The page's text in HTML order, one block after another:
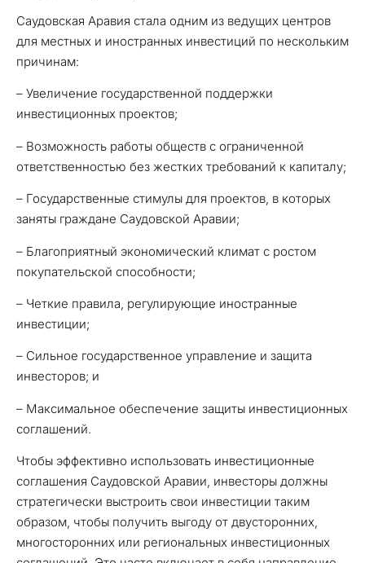
Саудовская Аравия стала одним из ведущих центров
для местных и иностранных инвестиций по нескольким
причинам:
– Увеличение государственной поддержки
инвестиционных проектов;
– Возможность работы обществ с ограниченной
ответственностью без жестких требований к капиталу;
– Государственные стимулы для проектов, в которых
заняты граждане Саудовской Аравии;
– Благоприятный экономический климат с ростом
покупательской способности;
– Четкие правила, регулирующие иностранные
инвестиции;
– Сильное государственное управление и защита
инвесторов; и
– Максимальное обеспечение защиты инвестиционных
соглашений.
Чтобы эффективно использовать инвестиционные
соглашения Саудовской Аравии, инвесторы должны
стратегически выстроить свои инвестиции таким
образом, чтобы получить выгоду от двусторонних,
многосторонних или региональных инвестиционных